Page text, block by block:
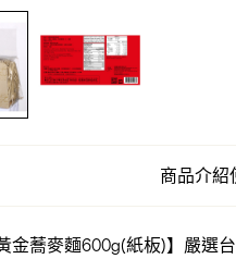
商品介紹
金蕎麥麵600g(紙板)】嚴選